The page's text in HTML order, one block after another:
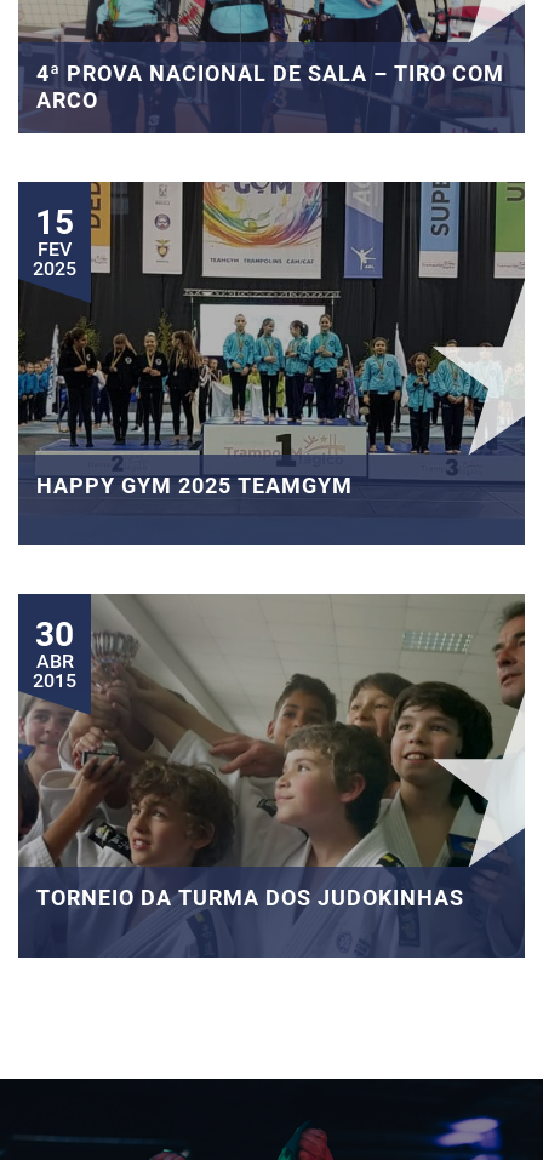
4ª PROVA NACIONAL DE SALA – TIRO COM
ARCO
15
FEV
2025
HAPPY GYM 2025 TEAMGYM
30
ABR
2015
TORNEIO DA TURMA DOS JUDOKINHAS